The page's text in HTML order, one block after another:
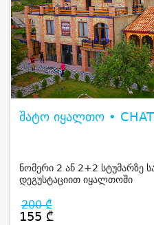
შატო იყალთო •
ნომერი 2 ან 2+2 სტუმარზე
დეგუსტაციით იყალთოში
200 ₾
155 ₾